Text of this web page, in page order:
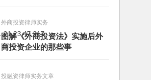
外商投资律师实务
图解《外商投资法》实施后外
商投资企业的那些事
投融资律师实务文章